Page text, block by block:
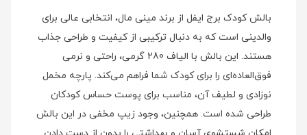
بالش کودک برج ایفل از برند مینی مال، انتخابی عالی برای
والدینی است که به دنبال ترکیبی از کیفیت و طراحی جذاب
هستند. این بالش با الیاف 280 گرمی، راحتی و نرمی
فوق‌العاده‌ای را برای کودک شما فراهم می‌کند. پارچه مخمل
نوزادی و لطیف آن، مناسب برای پوست حساس کودکان
طراحی شده است. همچنین، وجود زیپ مخفی در این بالش